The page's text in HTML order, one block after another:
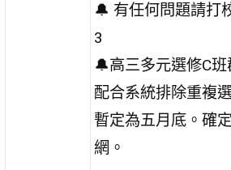
🔔 有任何問題請打
3
🔔高三多元選修C
配合系統排除重複
暫定為五月底。確
網。